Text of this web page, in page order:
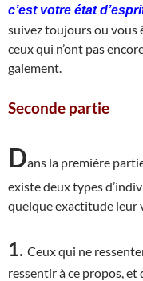
c’est votre état
suivez toujours ou vous
ceux qui n’ont pas
gaiement.
Seconde partie
Dans la première
existe deux types
quelque exactitude leur
1. Ceux qui ne
ressentir à ce propos,